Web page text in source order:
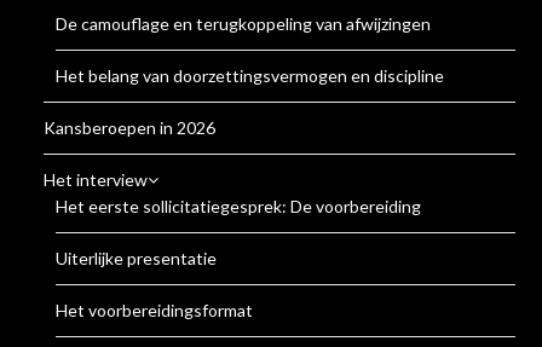
De camouflage en terugkoppeling van afwijzingen
Het belang van doorzettingsvermogen en discipline
Kansberoepen in 2026
Het interview
Het eerste sollicitatiegesprek: De voorbereiding
Uiterlijke presentatie
Het voorbereidingsformat